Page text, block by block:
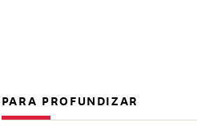
PARA PROFUNDIZAR